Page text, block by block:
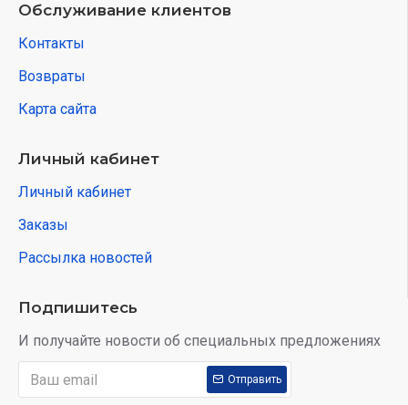
Обслуживание клиентов
Контакты
Возвраты
Карта сайта
Личный кабинет
Личный кабинет
Заказы
Рассылка новостей
Подпишитесь
И получайте новости об специальных предложениях
Отправить